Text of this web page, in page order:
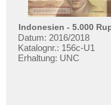
Indonesien - 5.000
Datum: 2016/2018
Katalognr.: 156c-U1
Erhaltung: UNC